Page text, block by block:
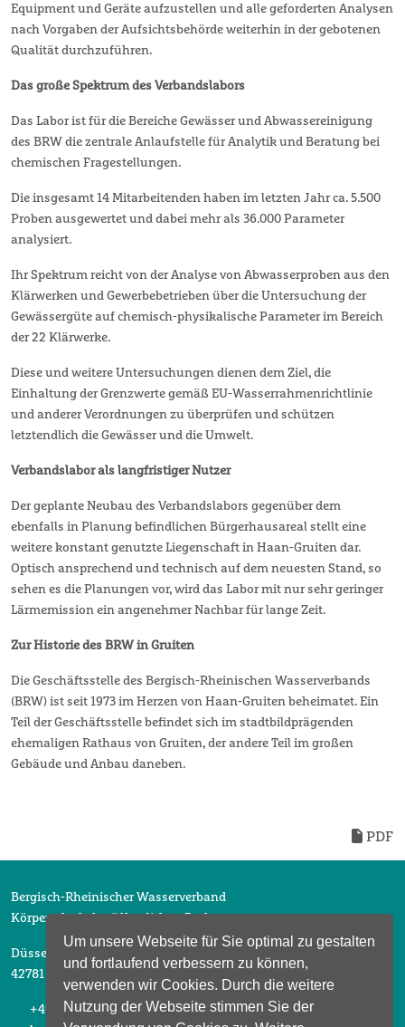
Um unsere Webseite für Sie optimal zu gestalten
und fortlaufend verbessern zu können,
verwenden wir Cookies. Durch die weitere
Nutzung der Webseite stimmen Sie der
PDF
Equipment und Geräte aufzustellen und alle geforderten Analysen
nach Vorgaben der Aufsichtsbehörde weiterhin in der gebotenen
Qualität durchzuführen.
Das große Spektrum des Verbandslabors
Das Labor ist für die Bereiche Gewässer und Abwassereinigung
des BRW die zentrale Anlaufstelle für Analytik und Beratung bei
chemischen Fragestellungen.
Die insgesamt 14 Mitarbeitenden haben im letzten Jahr ca. 5.500
Proben ausgewertet und dabei mehr als 36.000 Parameter
analysiert.
Ihr Spektrum reicht von der Analyse von Abwasserproben aus den
Klärwerken und Gewerbebetrieben über die Untersuchung der
Gewässergüte auf chemisch-physikalische Parameter im Bereich
der 22 Klärwerke.
Diese und weitere Untersuchungen dienen dem Ziel, die
Einhaltung der Grenzwerte gemäß EU-Wasserrahmenrichtlinie
und anderer Verordnungen zu überprüfen und schützen
letztendlich die Gewässer und die Umwelt.
Verbandslabor als langfristiger Nutzer
Der geplante Neubau des Verbandslabors gegenüber dem
ebenfalls in Planung befindlichen Bürgerhausareal stellt eine
weitere konstant genutzte Liegenschaft in Haan-Gruiten dar.
Optisch ansprechend und technisch auf dem neuesten Stand, so
sehen es die Planungen vor, wird das Labor mit nur sehr geringer
Lärmemission ein angenehmer Nachbar für lange Zeit.
Zur Historie des BRW in Gruiten
Die Geschäftsstelle des Bergisch-Rheinischen Wasserverbands
(BRW) ist seit 1973 im Herzen von Haan-Gruiten beheimatet. Ein
Teil der Geschäftsstelle befindet sich im stadtbildprägenden
ehemaligen Rathaus von Gruiten, der andere Teil im großen
Gebäude und Anbau daneben.
Bergisch-Rheinischer Wasserverband
Körperschaft des öffentlichen Rechts
Düsselberger Straße 2
42781 Haan
+49 2104 6913 0